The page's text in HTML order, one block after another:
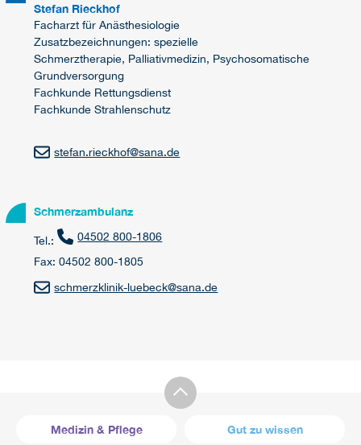
Stefan Rieckhof
Facharzt für Anästhesiologie
Zusatzbezeichnungen: spezielle
Schmerztherapie, Palliativmedizin, Psychosomatische
Grundversorgung
Fachkunde Rettungsdienst
Fachkunde Strahlenschutz
stefan.rieckhof@sana.de
Schmerzambulanz
Tel.:
04502 800-1806
Fax: 04502 800-1805
schmerzklinik-luebeck@sana.de
Medizin & Pflege Gut zu wissen